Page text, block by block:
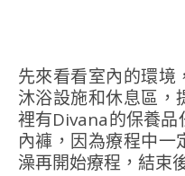
先來看看室內的環境
沐浴設施和休息區，
裡有Divana的保養品
內褲，因為療程中一
澡再開始療程，結束